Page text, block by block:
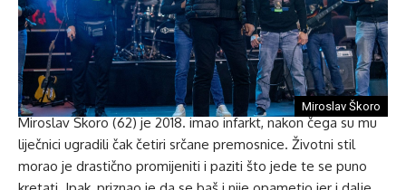
Miroslav Škoro
Miroslav Škoro (62) je 2018. imao infarkt, nakon čega su mu
liječnici ugradili čak četiri srčane premosnice. Životni stil
morao je drastično promijeniti i paziti što jede te se puno